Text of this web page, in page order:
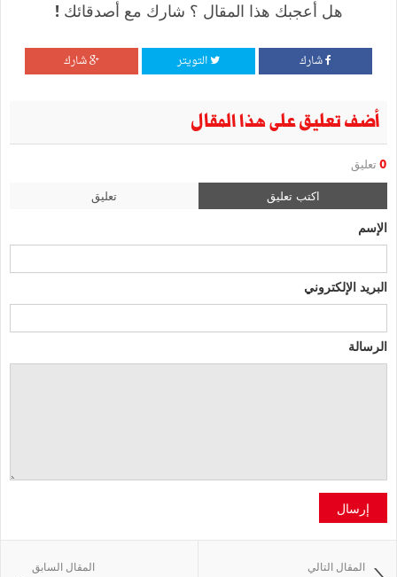
هل أعجبك هذا المقال ؟ شارك مع أصدقائك !
شارك التويتر شارك
أضف تعليق على هذا المقال
0 تعليق
اكتب تعليق تعليق
الإسم
البريد الإلكتروني
الرسالة
إرسال
المقال السابق المقال التالي